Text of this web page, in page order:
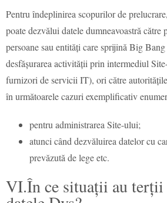
Pentru îndeplinirea scopurilor de
poate dezvălui datele dumneavoastră către
persoane sau entități care sprijină Big
desfășurarea activității prin intermediul
furnizori de servicii IT), ori către
în următoarele cazuri exemplificativ
pentru administrarea Site-ului;
atunci când dezvăluirea datelor cu
prevăzută de lege etc.
VI.În ce situații au terții